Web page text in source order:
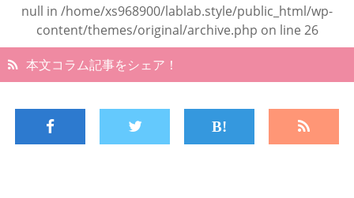
null in /home/xs968900/lablab.style/public_html/wp-
content/themes/original/archive.php on line 26
本文コラム記事をシェア！